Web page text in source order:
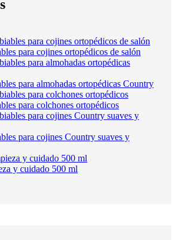
para cojines ortopédicos de salón
para almohadas ortopédicas Country
para colchones ortopédicos
para cojines Country suaves y
y cuidado 500 ml